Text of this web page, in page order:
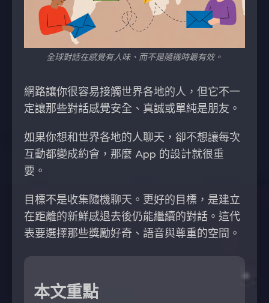
全球對話在感覺有人味、而不是隨機時最有效。
網路讓你很容易接觸世界各地的人，但它不一
定讓那些對話感覺安全、真誠或單純是朋友。
如果你想和世界各地的人聊天，卻不想讓每次
互動都變成約會，那麼 App 的設計就很重
要。
目標不是收集隨機聊天。更好的目標，是建立
在距離的新鮮感退去後仍能繼續的對話。這代
表要選擇那些獎勵好奇、語音與尊重的空間。
本文重點